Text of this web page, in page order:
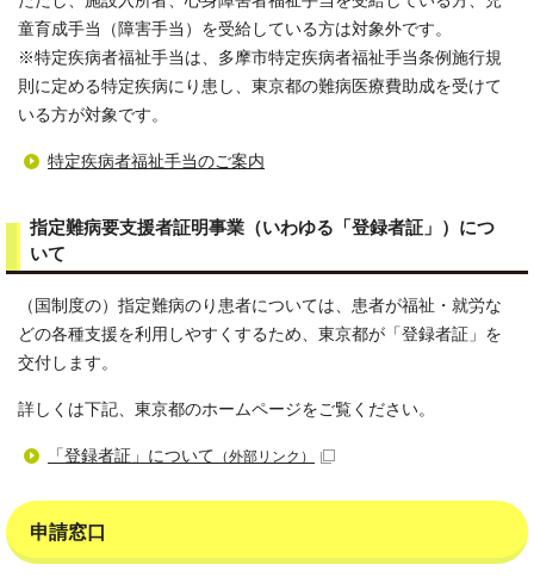
童育成手当（障害手当）を受給している方は対象外です。
※特定疾病者福祉手当は、多摩市特定疾病者福祉手当条例施行規
則に定める特定疾病にり患し、東京都の難病医療費助成を受けて
いる方が対象です。
特定疾病者福祉手当のご案内
指定難病要支援者証明事業（いわゆる「登録者証」）につ
いて
（国制度の）指定難病のり患者については、患者が福祉・就労な
どの各種支援を利用しやすくするため、東京都が「登録者証」を
交付します。
詳しくは下記、東京都のホームページをご覧ください。
「登録者証」について （外部リンク）
申請窓口